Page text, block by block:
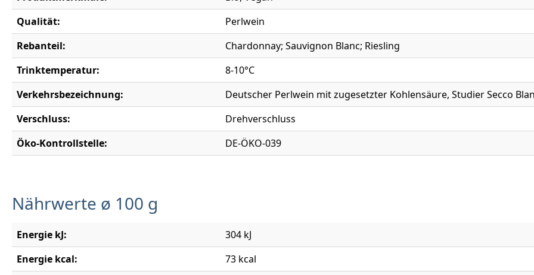
Qualität:
Perlwein
Rebanteil:
Chardonnay; Sauvignon Blanc; Riesling
Trinktemperatur:
8-10°C
Verkehrsbezeichnung:
Deutscher Perlwein mit zugesetzter Kohlensäure, Studier Secco
Verschluss:
Drehverschluss
Öko-Kontrollstelle:
DE-ÖKO-039
Nährwerte ø 100 g
Energie kJ:
304 kJ
Energie kcal:
73 kcal